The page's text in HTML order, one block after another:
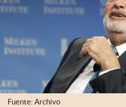
abre en nueva pestaña
México
Fuente: Archivo